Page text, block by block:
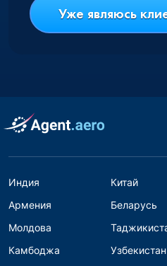
Уже являюсь
Индия Китай
Армения
Беларусь
Молдова
Камбоджа
Узбекистан